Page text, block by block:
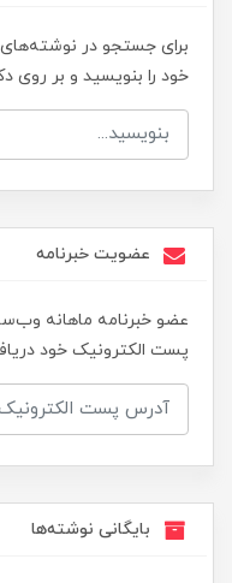
برای جستجو در
خود را بنویسید و بر روی
عضویت خبرنامه
عضو خبرنامه ماهانه
پست الکترونیک خود
بایگانی نوشته‌ها